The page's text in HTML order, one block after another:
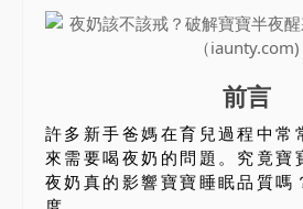
前言
許多新手爸媽在育兒過程中常
來需要喝夜奶的問題。究竟寶
夜奶真的影響寶寶睡眠品質嗎